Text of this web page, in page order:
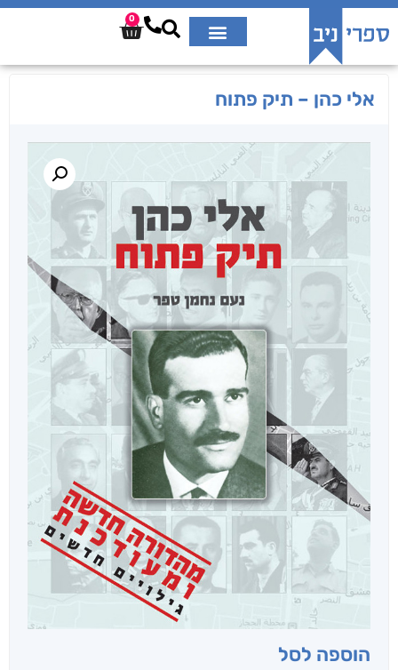
0
אלי כהן – תיק פתוח
הוספה לסל